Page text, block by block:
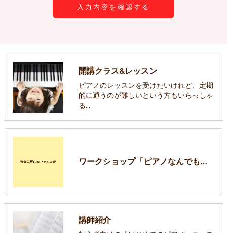
開講クラス&レッスン
ピアノのレッスンを受けたいけれど、定期
的に通うのが難しいという方もいらっしゃ
る…
ワークショップ「ピアノなんでも塾」
講師紹介